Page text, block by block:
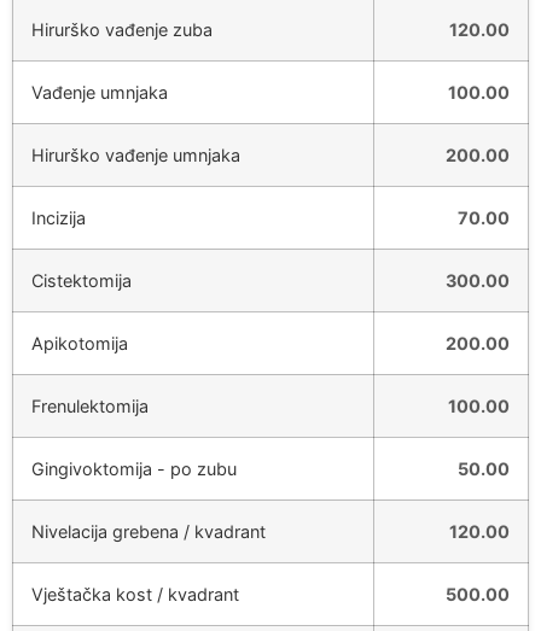
Hirurško vađenje zuba 120.00
Vađenje umnjaka 100.00
Hirurško vađenje umnjaka 200.00
Incizija 70.00
Cistektomija 300.00
Apikotomija 200.00
Frenulektomija 100.00
Gingivoktomija - po zubu 50.00
Nivelacija grebena / kvadrant 120.00
Vještačka kost / kvadrant 500.00